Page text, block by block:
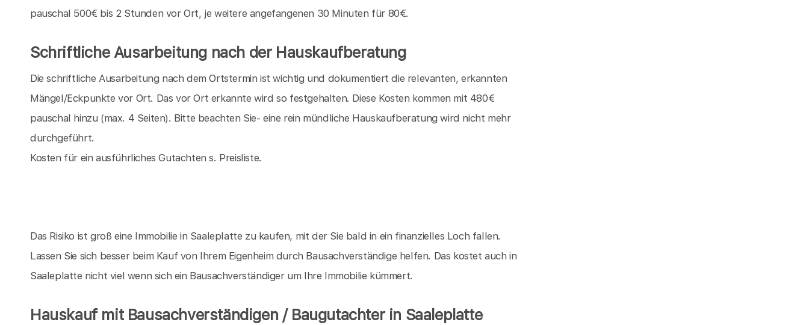
pauschal 500€ bis 2 Stunden vor Ort, je weitere angefangenen 30 Minuten für 80€.
Schriftliche Ausarbeitung nach der Hauskaufberatung
Die schriftliche Ausarbeitung nach dem Ortstermin ist wichtig und dokumentiert die relevanten, erkannten
Mängel/Eckpunkte vor Ort. Das vor Ort erkannte wird so festgehalten. Diese Kosten kommen mit 480€
pauschal hinzu (max. 4 Seiten). Bitte beachten Sie- eine rein mündliche Hauskaufberatung wird nicht mehr
durchgeführt.
Kosten für ein ausführliches Gutachten s. Preisliste.
Das Risiko ist groß eine Immobilie in Saaleplatte zu kaufen, mit der Sie bald in ein finanzielles Loch fallen.
Lassen Sie sich besser beim Kauf von Ihrem Eigenheim durch Bausachverständige helfen. Das kostet auch in
Saaleplatte nicht viel wenn sich ein Bausachverständiger um Ihre Immobilie kümmert.
Hauskauf mit Bausachverständigen / Baugutachter in Saaleplatte